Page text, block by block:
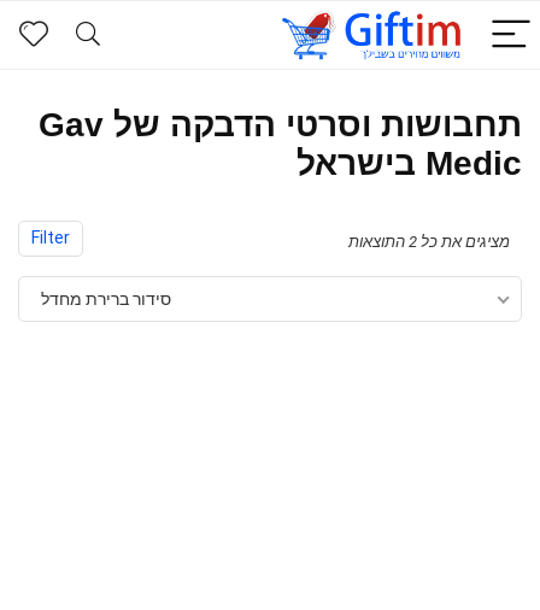
תחבושות וסרטי הדבקה של Gav
Medic בישראל
Filter מציגים את כל ⁦2⁩ התוצאות
סידור ברירת מחדל